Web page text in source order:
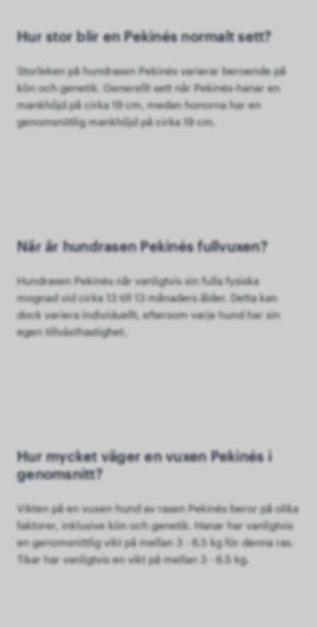
Hur stor blir en Pekinés normalt sett?
Storleken på hundrasen Pekinés varierar beroende på
kön och genetik. Generellt sett når Pekinés-hanar en
mankhöjd på cirka 19 cm, medan honorna har en
genomsnittlig mankhöjd på cirka 19 cm.
När är hundrasen Pekinés fullvuxen?
Hundrasen Pekinés når vanligtvis sin fulla fysiska
mognad vid cirka 13 till 13 månaders ålder. Detta kan
dock variera individuellt, eftersom varje hund har sin
egen tillväxthastighet.
Hur mycket väger en vuxen Pekinés i
genomsnitt?
Vikten på en vuxen hund av rasen Pekinés beror på olika
faktorer, inklusive kön och genetik. Hanar har vanligtvis
en genomsnittlig vikt på mellan 3 - 6.5 kg för denna ras.
Tikar har vanligtvis en vikt på mellan 3 - 6.5 kg.